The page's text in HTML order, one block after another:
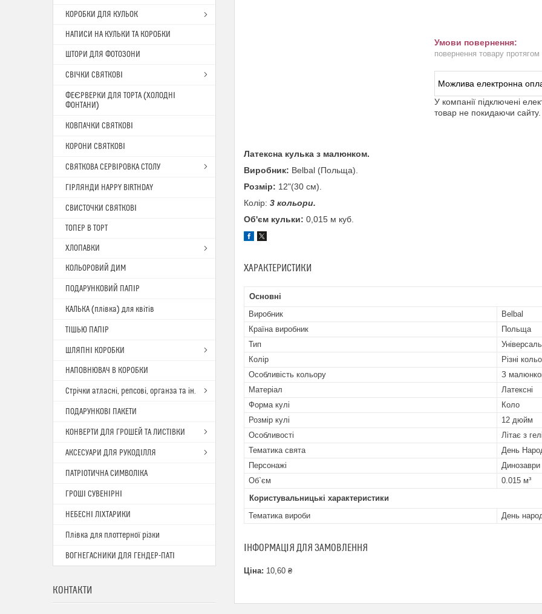
повернення товару протягом
У компанії підключені
товар не покидаючи сайту.
Латексна кулька з малюнком.
Виробник: Belbal (Польща).
Розмір: 12"(30 см).
Колір: 3 кольори.
Об'єм кульки: 0,015 м куб.
ХАРАКТЕРИСТИКИ
Основні
Виробник
Belbal
Країна виробник
Польща
Тип
Колір
Різні
Особливість кольору
З
Матеріал
Латексні
Форма кулі
Коло
Розмір кулі
12 дюйм
Особливості
Літає з
Тематика свята
День
Персонажі
Динозаври
Об`єм
0.015 м³
Користувальницькі характеристики
Тематика вироби
День
ІНФОРМАЦІЯ ДЛЯ ЗАМОВЛЕННЯ
Ціна: 10,60 ₴
КОРОБКИ ДЛЯ КУЛЬОК
НАПИСИ НА КУЛЬКИ ТА КОРОБКИ
ШТОРИ ДЛЯ ФОТОЗОНИ
СВІЧКИ СВЯТКОВІ
ФЕЄРВЕРКИ ДЛЯ ТОРТА (ХОЛОДНІ
ФОНТАНИ)
КОВПАЧКИ СВЯТКОВІ
КОРОНИ СВЯТКОВІ
СВЯТКОВА СЕРВІРОВКА СТОЛУ
ГІРЛЯНДИ HAPPY BIRTHDAY
СВИСТОЧКИ СВЯТКОВІ
ТОПЕР В ТОРТ
ХЛОПАВКИ
КОЛЬОРОВИЙ ДИМ
ПОДАРУНКОВИЙ ПАПІР
КАЛЬКА (плівка) для квітів
ТІШЬЮ ПАПІР
ШЛЯПНІ КОРОБКИ
НАПОВНЮВАЧ В КОРОБКИ
Стрічки атласні, репсові, органза та ін.
ПОДАРУНКОВІ ПАКЕТИ
КОНВЕРТИ ДЛЯ ГРОШЕЙ ТА ЛИСТІВКИ
АКСЕСУАРИ ДЛЯ РУКОДІЛЛЯ
ПАТРІОТИЧНА СИМВОЛІКА
ГРОШІ СУВЕНІРНІ
НЕБЕСНІ ЛІХТАРИКИ
Плівка для плоттерної різки
ВОГНЕГАСНИКИ ДЛЯ ГЕНДЕР-ПАТІ
КОНТАКТИ